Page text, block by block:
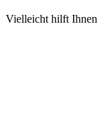
Vielleicht hilft Ihnen